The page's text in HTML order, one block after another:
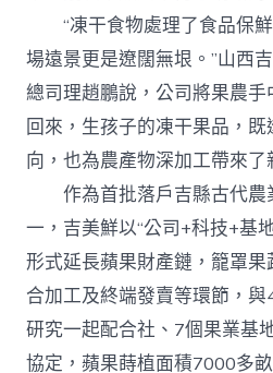
“凍干食物處理了食品保鮮
場遠景更是遼闊無垠。”山西
總司理趙鵬說，公司將果農手
回來，生孩子的凍干果品，
向，也為農產物深加工帶來了
作為首批落戶吉縣古代農
一，吉美鮮以“公司+科技+基
形式延長蘋果財產鏈，籠罩
合加工及終端發賣等環節，
研究一起配合社、7個果業基
協定，蘋果蒔植面積7000多